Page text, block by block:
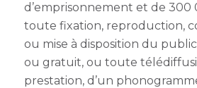
d’emprisonnement et de 300
toute fixation, reproduction,
ou mise à disposition du
ou gratuit, ou toute
prestation, d’un